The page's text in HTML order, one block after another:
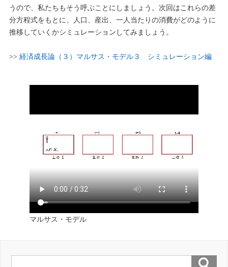
うので、私たちもそう呼ぶことにしましょう。次回はこれらの差
分方程式をもとに、人口、産出、一人当たりの消費がどのように
推移していくかシミュレーションしてみましょう。
>> 経済成長論（３）マルサス・モデル３ シミュレーション編
マルサス・モデル